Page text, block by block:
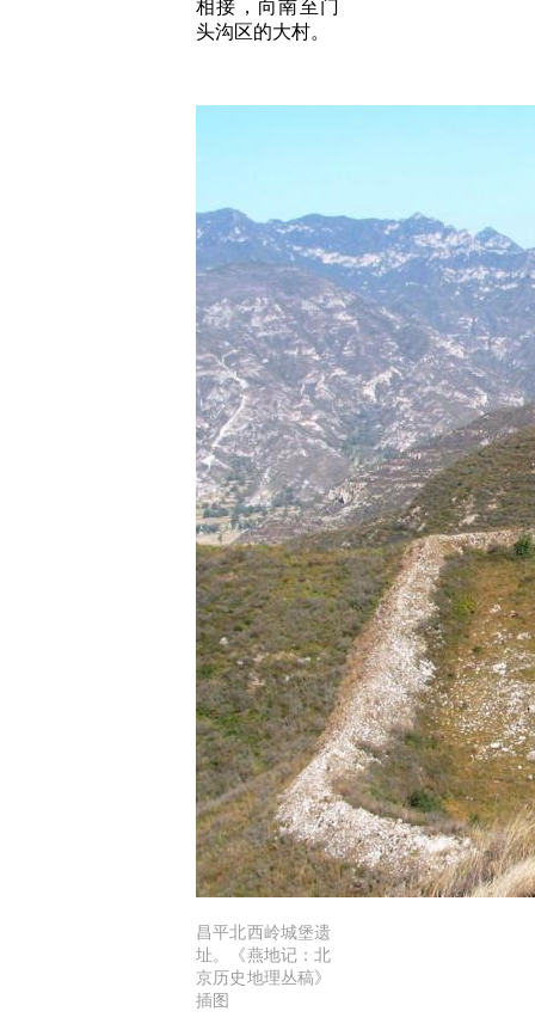
相接，向南至门
头沟区的大村。
昌平北西岭城堡遗
址。《燕地记：北
京历史地理丛稿》
插图